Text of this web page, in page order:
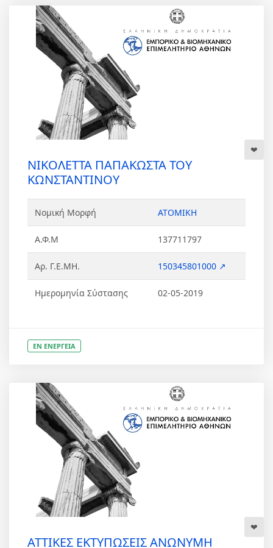
ΝΙΚΟΛΕΤΤΑ ΠΑΠΑΚΩΣΤΑ ΤΟΥ
ΚΩΝΣΤΑΝΤΙΝΟΥ
Νομική Μορφή ΑΤΟΜΙΚΗ
Α.Φ.Μ 137711797
Αρ. Γ.Ε.ΜΗ. 150345801000 ↗
Ημερομηνία Σύστασης 02-05-2019
ΕΝ ΕΝΕΡΓΕΙΑ
ΑΤΤΙΚΕΣ ΕΚΤΥΠΩΣΕΙΣ ΑΝΩΝΥΜΗ